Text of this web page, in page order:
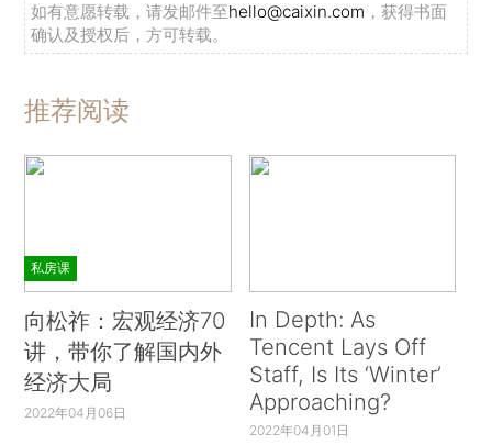
如有意愿转载，请发邮件至hello@caixin.com ，获得书面
确认及授权后，方可转载。
推荐阅读
私房课
向松祚：宏观经济70
讲，带你了解国内外
经济大局
2022年04月06日
In Depth: As
Tencent Lays Off
Staff, Is Its ‘Winter’
Approaching?
2022年04月01日